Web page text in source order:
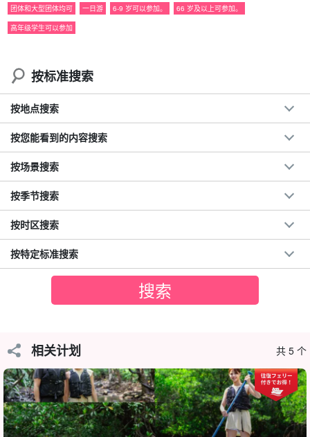
建议。
◆ 仅限提前预订者
适合体力不支或初学者。
◆由经验丰富的导游提供支持
◆ 麻烦无需申请入境
*原则上，您需要在其他预订网站上申请。
◆ 您可以在上午玩得尽兴后继续参加活动
岛上超过 901 TP3T 的面积是亚热带丛林！
团体和大型团体均可
一日游 6-9 岁可以参加。
66 岁及以上可参加。
高年级学生可以参加
按标准搜索
按地点搜索
按您能看到的内容搜索
按场景搜索
按季节搜索
按时区搜索
按特定标准搜索
相关计划 共 5 个